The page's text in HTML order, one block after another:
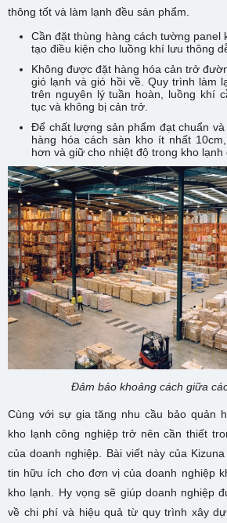
thông tốt và làm lạnh đều sản phẩm.
Cần đặt thùng hàng cách tường panel
tạo điều kiện cho luồng khí lưu thông
Không được đặt hàng hóa cản trở
gió lạnh và gió hồi về. Quy trình làm
trên nguyên lý tuần hoàn, luồng khí
tục và không bị cản trở.
Để chất lượng sản phẩm đạt chuẩn
hàng hóa cách sàn kho ít nhất
hơn và giữ cho nhiệt độ trong kho lạnh
Đảm bảo khoảng cách giữa
Cùng với sự gia tăng nhu cầu bảo quản
kho lạnh công nghiệp trở nên cần thiết
của doanh nghiệp. Bài viết này của
tin hữu ích cho đơn vị của doanh nghiệp
kho lạnh. Hy vọng sẽ giúp doanh nghiệp
về chi phí và hiệu quả từ quy trình xây